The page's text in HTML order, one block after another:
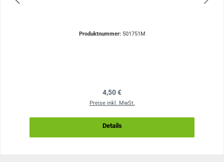
Produktnummer: 501751M
Regulärer Preis:
4,50 €
Preise inkl. MwSt.
Details